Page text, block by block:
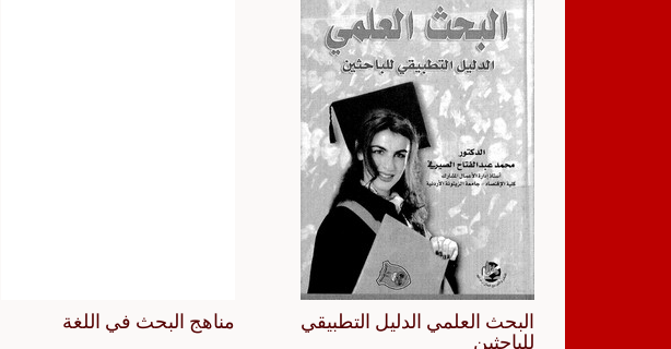
مناهج البحث في اللغة
البحث العلمي الدليل التطبيقي
للباحثين